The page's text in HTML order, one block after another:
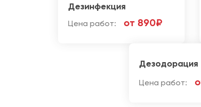
Дезинфекция
Цена работ: от 890₽
Дезодорация
Цена работ: